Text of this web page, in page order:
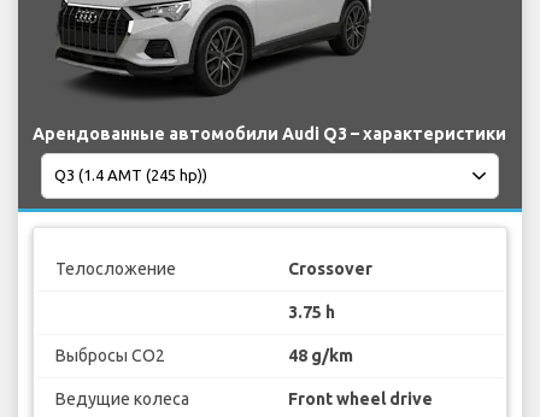
Арендованные автомобили Audi Q3 – характеристики
Телосложение Crossover
3.75 h
Выбросы CO2 48 g/km
Ведущие колеса Front wheel drive